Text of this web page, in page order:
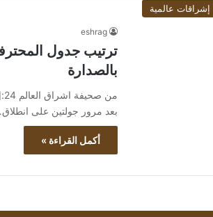
إشراقات عالمية
eshrag
ترتيب جدول
بالصدارة
بعد مرور جولتين على
أكمل القراءة »